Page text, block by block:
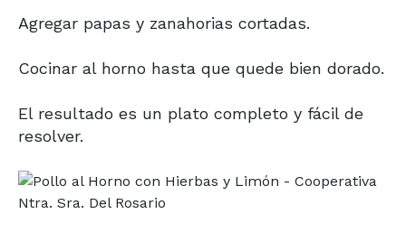
Agregar papas y zanahorias cortadas.
Cocinar al horno hasta que quede bien dorado.
El resultado es un plato completo y fácil de
resolver.